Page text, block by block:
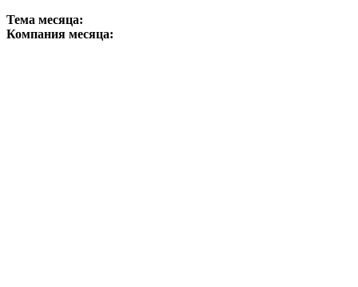
Тема месяца:
Компания месяца: